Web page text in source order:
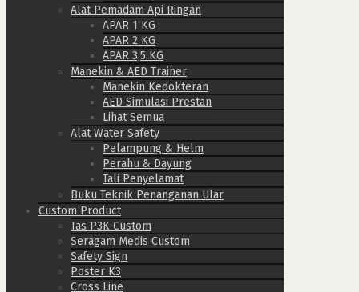
Alat Pemadam Api Ringan
APAR 1 KG
APAR 2 KG
APAR 3,5 KG
Manekin & AED Trainer
Manekin Kedokteran
AED Simulasi Prestan
Lihat Semua
Alat Water Safety
Pelampung & Helm
Perahu & Dayung
Tali Penyelamat
Buku Teknik Penanganan Ular
Custom Product
Tas P3K Custom
Seragam Medis Custom
Safety Sign
Poster K3
Cross Line